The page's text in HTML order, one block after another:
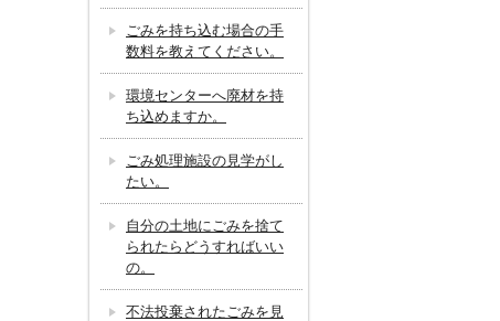
ごみを持ち込む場合の手
数料を教えてください。
環境センターへ廃材を持
ち込めますか。
ごみ処理施設の見学がし
たい。
自分の土地にごみを捨て
られたらどうすればいい
の。
不法投棄されたごみを見